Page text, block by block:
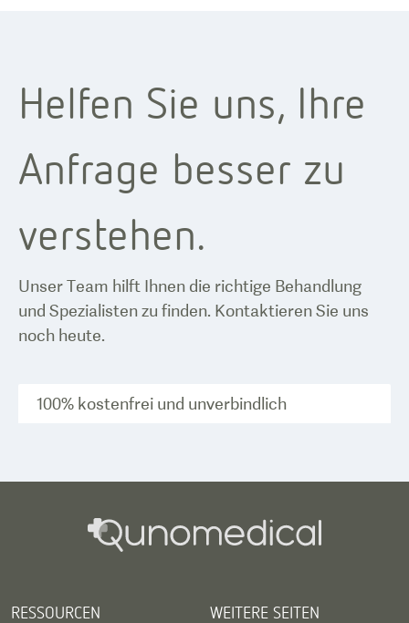
100% kostenfrei und unverbindlich
Helfen Sie uns, Ihre
Anfrage besser zu
verstehen.
Unser Team hilft Ihnen die richtige Behandlung
und Spezialisten zu finden. Kontaktieren Sie uns
noch heute.
RESSOURCEN WEITERE SEITEN